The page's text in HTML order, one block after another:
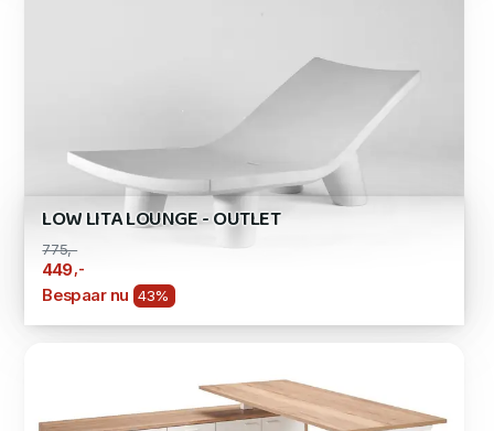
LOW LITA LOUNGE - OUTLET
775,-
449,-
Bespaar nu 43%